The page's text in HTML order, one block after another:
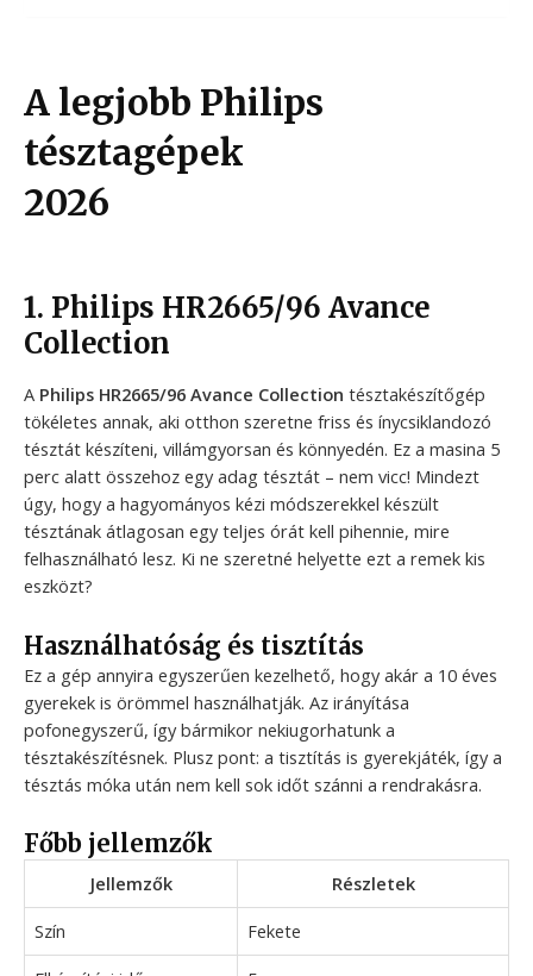
A legjobb Philips
tésztagépek
2026
1. Philips HR2665/96 Avance
Collection
A Philips HR2665/96 Avance Collection tésztakészítőgép
tökéletes annak, aki otthon szeretne friss és ínycsiklandozó
tésztát készíteni, villámgyorsan és könnyedén. Ez a masina 5
perc alatt összehoz egy adag tésztát – nem vicc! Mindezt
úgy, hogy a hagyományos kézi módszerekkel készült
tésztának átlagosan egy teljes órát kell pihennie, mire
felhasználható lesz. Ki ne szeretné helyette ezt a remek kis
eszközt?
Használhatóság és tisztítás
Ez a gép annyira egyszerűen kezelhető, hogy akár a 10 éves
gyerekek is örömmel használhatják. Az irányítása
pofonegyszerű, így bármikor nekiugorhatunk a
tésztakészítésnek. Plusz pont: a tisztítás is gyerekjáték, így a
tésztás móka után nem kell sok időt szánni a rendrakásra.
Főbb jellemzők
Jellemzők
Részletek
Szín
Fekete